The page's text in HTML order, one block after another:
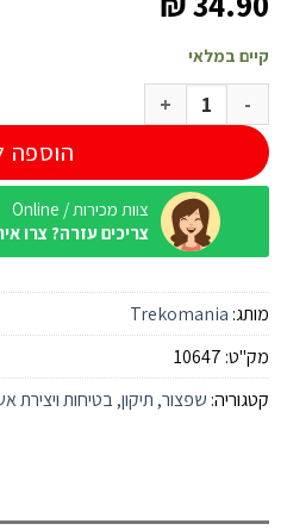
קיים במלאי
כמות של סט 5 יח’ מותחני גומי 45-120 ס”מ
הוספה
צוות מכירות / Online
צריכים עזרה? צרו
מותג: Trekomania
מק"ט: 10647
קטגוריה: שפצור, תיקון, בטיחות